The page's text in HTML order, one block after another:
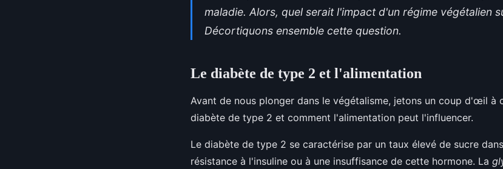
maladie. Alors, quel serait l'impact d'un régime végétalien
Décortiquons ensemble cette question.
Le diabète de type 2 et l'alimentation
Avant de nous plonger dans le végétalisme, jetons un coup d'œil à
diabète de type 2 et comment l'alimentation peut l'influencer.
Le diabète de type 2 se caractérise par un taux élevé de sucre
résistance à l'insuline ou à une insuffisance de cette hormone. La